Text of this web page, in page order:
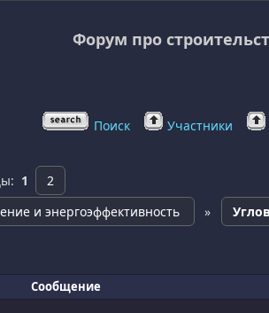
Форум про
Поиск Участники
1
2
и энергоэффективность »
Сообщение